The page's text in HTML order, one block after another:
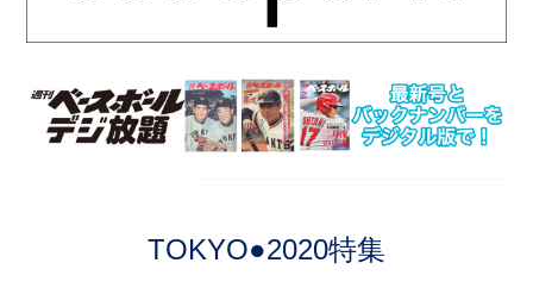
TOKYO●2020特集